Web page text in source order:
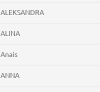
ALEKSANDRA
ALINA
Anais
ANNA